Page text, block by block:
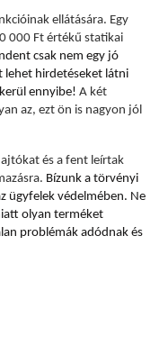
ellátására. Egy
000 Ft értékű statikai
csak nem egy jó
lehet hirdetéseket látni
ennyibe! A két
az, ezt ön is nagyon jól
és a fent leírtak
Bízunk a törvényi
ügyfelek védelmében. Ne
olyan terméket
problémák adódnak és